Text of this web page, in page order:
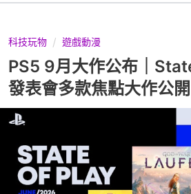
科技玩物 遊戲動漫
PS5 9月大作公布｜
發表會多款焦點大作公開